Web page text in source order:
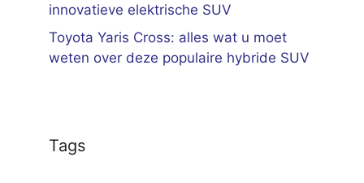
innovatieve elektrische SUV
Toyota Yaris Cross: alles wat u moet
weten over deze populaire hybride SUV
Tags